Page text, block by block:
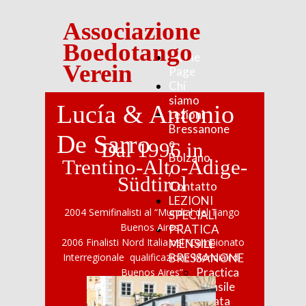
Associazione
Boedotango
Verein
Lucía & Antonio
De Sarro
Dal 1996 in
Trentino-Alto-Adige-
Südtirol
Home
Page
Chi
siamo
Lezioni
Bressanone
e
Bolzano
/
Contatto
LEZIONI
SPECIALI
PRATICA
MENSILE
BRESSANONE
Practica
mensile
Serata
2004 Semifinalisti al “Mundial del Tango
Buenos Aires"
2006 Finalisti Nord Italia nel “Campionato
Interregionale qualificazione Mondiali di
Buenos Aires”